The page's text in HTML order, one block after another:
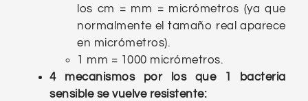
los cm = mm = micrómetros (ya que
normalmente el tamaño real aparece
en micrómetros).
1 mm = 1000 micrómetros.
4 mecanismos por los que 1 bacteria
sensible se vuelve resistente: